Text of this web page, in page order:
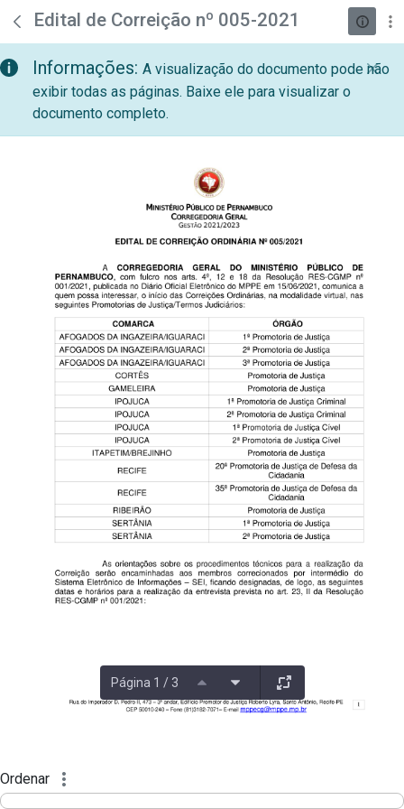
Pular para o Conteúdo principal
teste descricao
Edital de Correição nº 005-2021
Informações: A visualização do documento pode não
exibir todas as páginas. Baixe ele para visualizar o
documento completo.
Página 1 / 3
Ordenar